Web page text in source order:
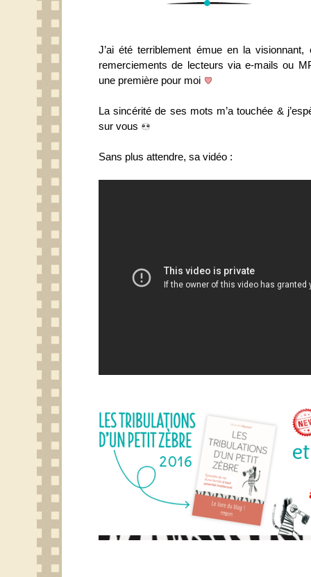
J’ai été terriblement émue en la
remerciements de lecteurs via e-mails ou
une première pour moi
La sincérité de ses mots m’a touchée &
sur vous
Sans plus attendre, sa vidéo :